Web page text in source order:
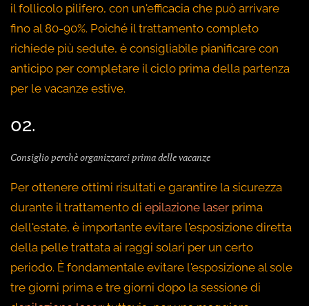
il follicolo pilifero, con un'efficacia che può arrivare
fino al 80-90%. Poiché il trattamento completo
richiede più sedute, è consigliabile pianificare con
anticipo per completare il ciclo prima della partenza
per le vacanze estive.
02.
Consiglio perchè organizzarci prima delle vacanze
Per ottenere ottimi risultati e garantire la sicurezza
durante il trattamento di epilazione laser prima
dell'estate, è importante evitare l'esposizione diretta
della pelle trattata ai raggi solari per un certo
periodo. È fondamentale evitare l'esposizione al sole
tre giorni prima e tre giorni dopo la sessione di